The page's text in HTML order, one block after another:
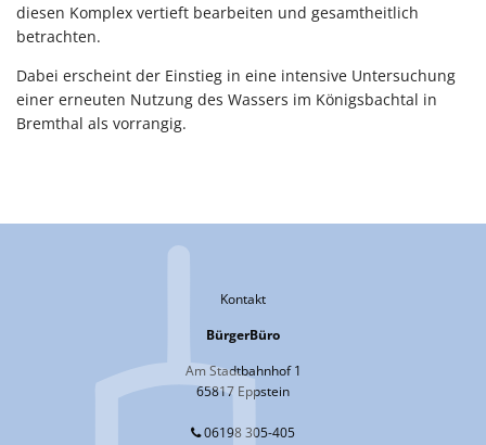
diesen Komplex vertieft bearbeiten und gesamtheitlich
betrachten.
Dabei erscheint der Einstieg in eine intensive Untersuchung
einer erneuten Nutzung des Wassers im Königsbachtal in
Bremthal als vorrangig.
Kontakt
BürgerBüro
Am Stadtbahnhof 1
65817 Eppstein
06198 305-405